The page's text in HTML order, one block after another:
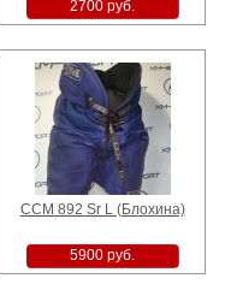
2700 руб.
CCM 892 Sr L (Блохина)
5900 руб.